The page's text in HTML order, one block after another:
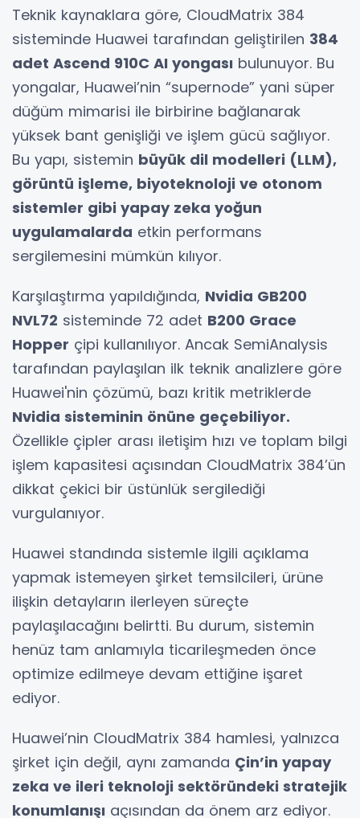
Teknik kaynaklara göre, CloudMatrix 384
sisteminde Huawei tarafından geliştirilen 384
adet Ascend 910C AI yongası bulunuyor. Bu
yongalar, Huawei’nin “supernode” yani süper
düğüm mimarisi ile birbirine bağlanarak
yüksek bant genişliği ve işlem gücü sağlıyor.
Bu yapı, sistemin büyük dil modelleri (LLM),
görüntü işleme, biyoteknoloji ve otonom
sistemler gibi yapay zeka yoğun
uygulamalarda etkin performans
sergilemesini mümkün kılıyor.
Karşılaştırma yapıldığında, Nvidia GB200
NVL72 sisteminde 72 adet B200 Grace
Hopper çipi kullanılıyor. Ancak SemiAnalysis
tarafından paylaşılan ilk teknik analizlere göre
Huawei'nin çözümü, bazı kritik metriklerde
Nvidia sisteminin önüne geçebiliyor.
Özellikle çipler arası iletişim hızı ve toplam bilgi
işlem kapasitesi açısından CloudMatrix 384’ün
dikkat çekici bir üstünlük sergilediği
vurgulanıyor.
Huawei standında sistemle ilgili açıklama
yapmak istemeyen şirket temsilcileri, ürüne
ilişkin detayların ilerleyen süreçte
paylaşılacağını belirtti. Bu durum, sistemin
henüz tam anlamıyla ticarileşmeden önce
optimize edilmeye devam ettiğine işaret
ediyor.
Huawei’nin CloudMatrix 384 hamlesi, yalnızca
şirket için değil, aynı zamanda Çin’in yapay
zeka ve ileri teknoloji sektöründeki stratejik
konumlanışı açısından da önem arz ediyor.